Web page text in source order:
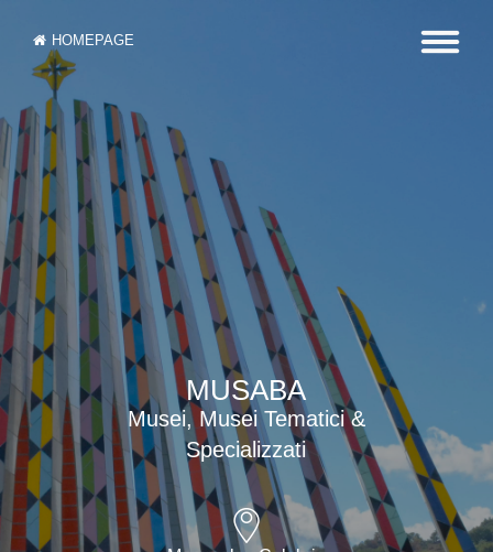
HOMEPAGE
MUSABA
Musei, Musei Tematici &
Specializzati